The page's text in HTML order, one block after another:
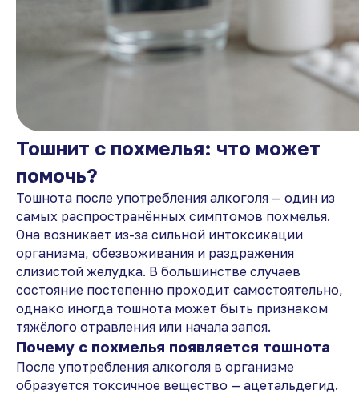
Тошнит с похмелья: что может
помочь?
Тошнота после употребления алкоголя — один из
самых распространённых симптомов похмелья.
Она возникает из-за сильной интоксикации
организма, обезвоживания и раздражения
слизистой желудка. В большинстве случаев
состояние постепенно проходит самостоятельно,
однако иногда тошнота может быть признаком
тяжёлого отравления или начала запоя.
Почему с похмелья появляется тошнота
После употребления алкоголя в организме
образуется токсичное вещество — ацетальдегид.